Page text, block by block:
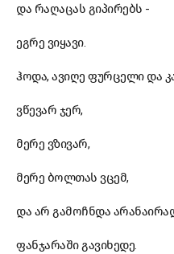
და რაღაცას გიპირებს -
ეგრე ვიყავი.
ჰოდა, ავიღე ფურცელი და
ვწევარ ჯერ,
მერე ვზივარ,
მერე ბოლთას ვცემ,
და არ გამოჩნდა
ფანჯარაში გავიხედე.